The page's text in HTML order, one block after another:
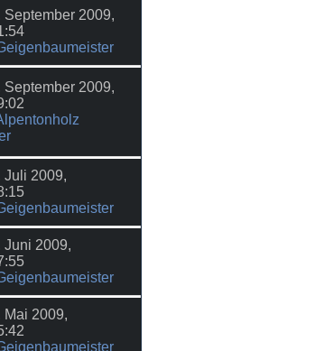
September 2009,
September 2009,
Juli 2009,
Juni 2009,
Mai 2009,